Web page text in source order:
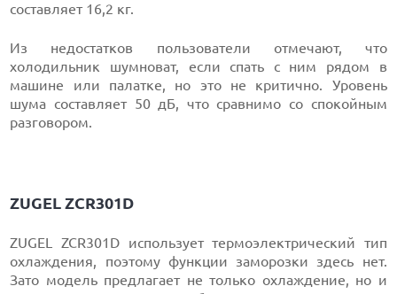
составляет 16,2 кг.
Из недостатков пользователи отмечают, что
холодильник шумноват, если спать с ним рядом в
машине или палатке, но это не критично. Уровень
шума составляет 50 дБ, что сравнимо со спокойным
разговором.
ZUGEL ZCR301D
ZUGEL ZCR301D использует термоэлектрический тип
охлаждения, поэтому функции заморозки здесь нет.
Зато модель предлагает не только охлаждение, но и